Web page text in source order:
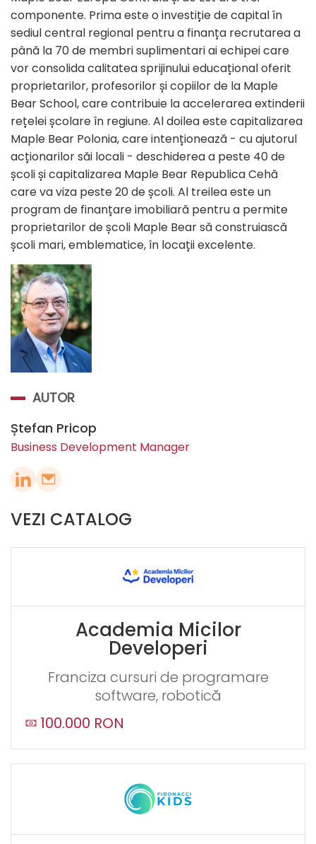
componente. Prima este o investiție de capital în
sediul central regional pentru a finanța recrutarea a
până la 70 de membri suplimentari ai echipei care
vor consolida calitatea sprijinului educațional oferit
proprietarilor, profesorilor și copiilor de la Maple
Bear School, care contribuie la accelerarea extinderii
rețelei școlare în regiune. Al doilea este capitalizarea
Maple Bear Polonia, care intenționează - cu ajutorul
acționarilor săi locali - deschiderea a peste 40 de
școli și capitalizarea Maple Bear Republica Cehă
care va viza peste 20 de școli. Al treilea este un
program de finanțare imobiliară pentru a permite
proprietarilor de școli Maple Bear să construiască
școli mari, emblematice, în locații excelente.
AUTOR
Ștefan Pricop
Business Development Manager
VEZI CATALOG
Academia Micilor
Developeri
Franciza cursuri de programare
software, robotică
100.000 RON